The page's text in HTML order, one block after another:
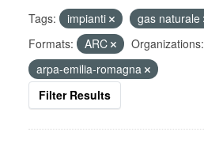
Tags: impianti gas naturale
Formats:
ARC
Organizations:
arpa-emilia-romagna
Filter Results